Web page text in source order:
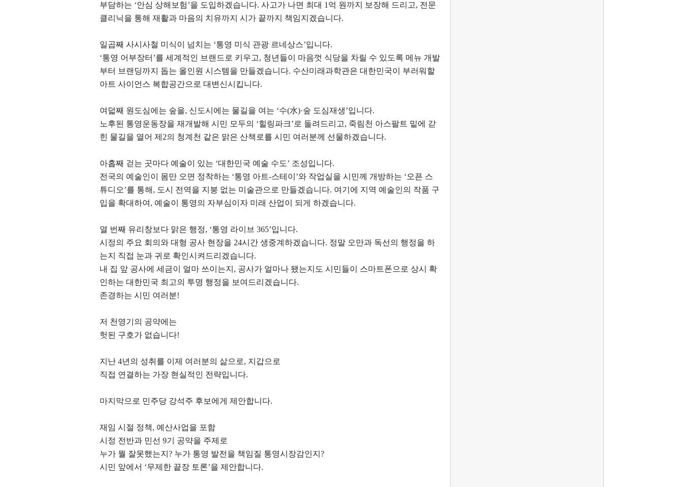
부담하는 ‘안심 상해보험’을 도입하겠습니다. 사고가 나면 최대 1 억 원까지 보장해 드리고, 전문
클리닉을 통해 재활과 마음의 치유까지 시가 끝까지 책임지겠습니다.
일곱째 사시사철 미식이 넘치는 ‘통영 미식 관광 르네상스’입니다.
‘통영 어부장터 ’를 세계적인 브랜드로 키우고, 청년들이 마음껏 식당을 차릴 수 있도록 메뉴 개발
부터 브랜딩까지 돕는 올인원 시스템을 만들겠습니다. 수산미래과학관은 대한민국이 부러워할
아트 사이언스 복합공간으로 대변신시킵니다.
여덟째 원도심에는 숲을, 신도시에는 물길을 여는 ‘수(水)·숲 도심재생’입니다.
노후된 통영운동장을 재개발해 시민 모두의 ‘힐링파크’ 로 돌려드리고, 죽림천 아스팔트 밑에 갇
힌 물길을 열어 제 2의 청계천 같은 맑은 산책로를 시민 여러분께 선물하겠습니다.
아홉째 걷는 곳마다 예술이 있는 ‘대한민국 예술 수도’ 조성입니다.
전국의 예술인이 몸만 오면 정착하는 ‘통영 아트-스테이 ’와 작업실을 시민께 개방하는 ‘오픈 스
튜디오’를 통해 , 도시 전역을 지붕 없는 미술관으로 만들겠습니다. 여기에 지역 예술인의 작품 구
입을 확대하여 , 예술이 통영의 자부심이자 미래 산업이 되게 하겠습니다.
열 번째 유리창보다 맑은 행정, ‘통영 라이브 365’입니다.
시정의 주요 회의와 대형 공사 현장을 24시간 생중계하겠습니다. 정말 오만과 독선의 행정을 하
는지 직접 눈과 귀로 확인시켜드리겠습니다.
내 집 앞 공사에 세금이 얼마 쓰이는지 , 공사가 얼마나 됐는지도 시민들이 스마트폰으로 상시 확
인하는 대한민국 최고의 투명 행정을 보여드리겠습니다.
존경하는 시민 여러분!
저 천영기의 공약에는
헛된 구호가 없습니다!
지난 4년의 성취를 이제 여러분의 삶으로, 지갑으로
직접 연결하는 가장 현실적인 전략입니다.
마지막으로 민주당 강석주 후보에게 제안합니다.
재임 시절 정책, 예산사업을 포함
시정 전반과 민선 9기 공약을 주제로
누가 뭘 잘못했는지 ? 누가 통영 발전을 책임질 통영시장감인지 ?
시민 앞에서 ‘무제한 끝장 토론’을 제안합니다.